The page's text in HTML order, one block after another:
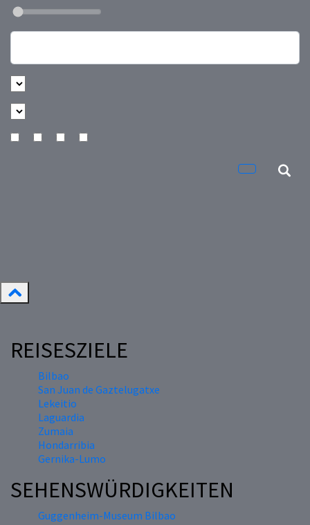
REISESZIELE
Bilbao
San Juan de Gaztelugatxe
Lekeitio
Laguardia
Zumaia
Hondarribia
Gernika-Lumo
SEHENSWÜRDIGKEITEN
Guggenheim-Museum Bilbao